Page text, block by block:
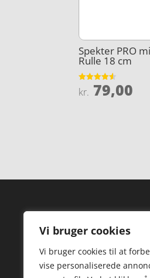
Vi bruger cookies
Vi bruger cookies til at
vise personaliserede
Spekter PRO
Rulle 18 cm
Vurderet
4.5
kr. 79,00
Forside
Kontakt